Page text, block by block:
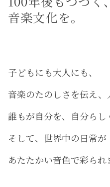
音楽文化を。
子どもにも大人にも、
音楽のたのしさを伝え、
誰もが自分を、自分らし
そして、世界中の日常が
あたたかい音色で彩られ